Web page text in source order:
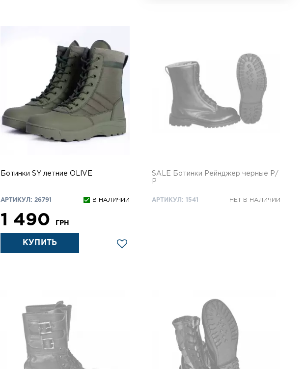
Ботинки SY летние OLIVE
АРТИКУЛ: 26791 В НАЛИЧИИ
1 490 ГРН
КУПИТЬ
SALE Ботинки Рейнджер черные Р/
Р
АРТИКУЛ: 1541 НЕТ В НАЛИЧИИ